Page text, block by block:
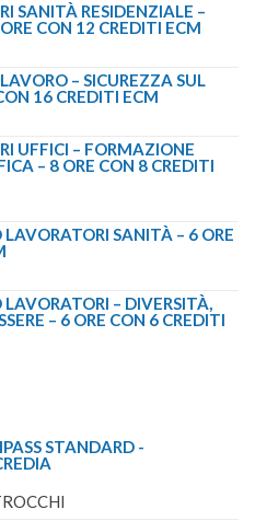
SANITÀ RESIDENZIALE –
CON 12 CREDITI ECM
– SICUREZZA SUL
16 CREDITI ECM
UFFICI – FORMAZIONE
– 8 ORE CON 8 CREDITI
SANITÀ – 6 ORE
– DIVERSITÀ,
– 6 ORE CON 6 CREDITI
STANDARD -